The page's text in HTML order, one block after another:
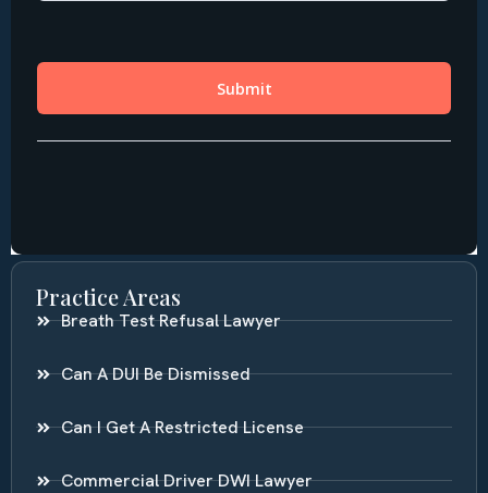
Practice Areas
Breath Test Refusal Lawyer
Can A DUI Be Dismissed
Can I Get A Restricted License
Commercial Driver DWI Lawyer